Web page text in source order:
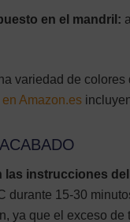
en el mandril:
variedad de
Amazon.es
las instrucciones
durante 15-30
ya que el exceso de